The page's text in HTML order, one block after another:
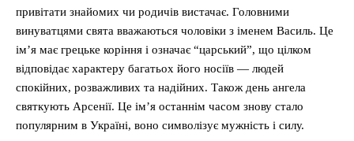
привітати знайомих чи родичів вистачає. Головними
винуватцями свята вважаються чоловіки з іменем Василь. Це
ім’я має грецьке коріння і означає “царський”, що цілком
відповідає характеру багатьох його носіїв — людей
спокійних, розважливих та надійних. Також день ангела
святкують Арсенії. Це ім’я останнім часом знову стало
популярним в Україні, воно символізує мужність і силу.